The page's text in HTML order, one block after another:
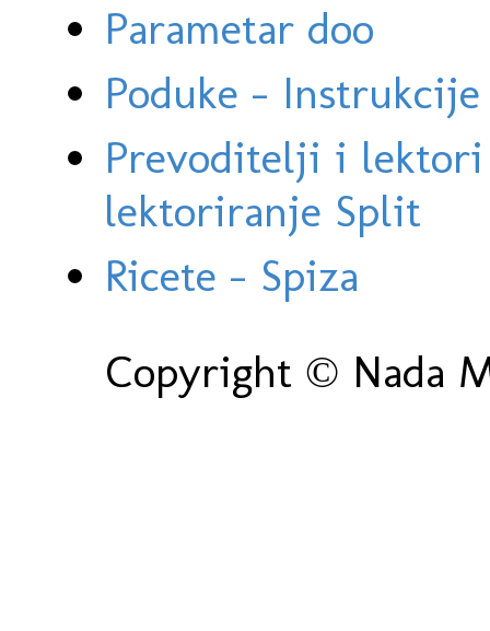
Parametar doo
Poduke -
Prevoditelji i
lektoriranje Split
Ricete - Spiza
Copyright © Nada